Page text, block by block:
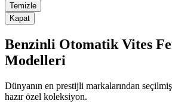
Temizle
Kapat
Benzinli Otomatik Vites
Modelleri
Dünyanın en prestijli markalarından
hazır özel koleksiyon.